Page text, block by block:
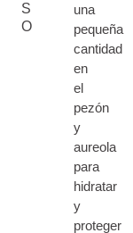
S
O
una
pequeña
cantidad
en
el
pezón
y
aureola
para
hidratar
y
proteger